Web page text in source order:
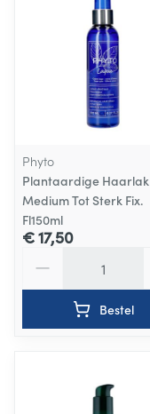
Phyto
Plantaardige Haarlak
Medium Tot Sterk Fix.
Fl150ml
€ 17,50
Bestel